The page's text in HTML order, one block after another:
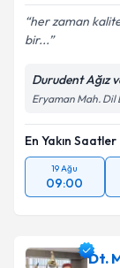
her zaman
bir...
Durudent Ağız
Eryaman Mah. Dil
En Yakın Saatler
19 Ağu
09:00
Dt.